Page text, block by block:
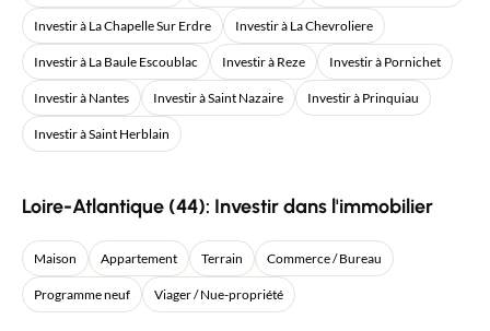
Investir à La Chapelle Sur Erdre Investir à La Chevroliere
Investir à La Baule Escoublac Investir à Reze Investir à Pornichet
Investir à Nantes Investir à Saint Nazaire Investir à Prinquiau
Investir à Saint Herblain
Loire-Atlantique (44): Investir dans l'immobilier
Maison Appartement Terrain Commerce / Bureau
Programme neuf Viager / Nue-propriété